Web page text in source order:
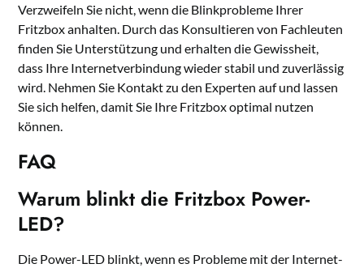
Verzweifeln Sie nicht, wenn die Blinkprobleme Ihrer
Fritzbox anhalten. Durch das Konsultieren von Fachleuten
finden Sie Unterstützung und erhalten die Gewissheit,
dass Ihre Internetverbindung wieder stabil und zuverlässig
wird. Nehmen Sie Kontakt zu den Experten auf und lassen
Sie sich helfen, damit Sie Ihre Fritzbox optimal nutzen
können.
FAQ
Warum blinkt die Fritzbox Power-
LED?
Die Power-LED blinkt, wenn es Probleme mit der Internet-